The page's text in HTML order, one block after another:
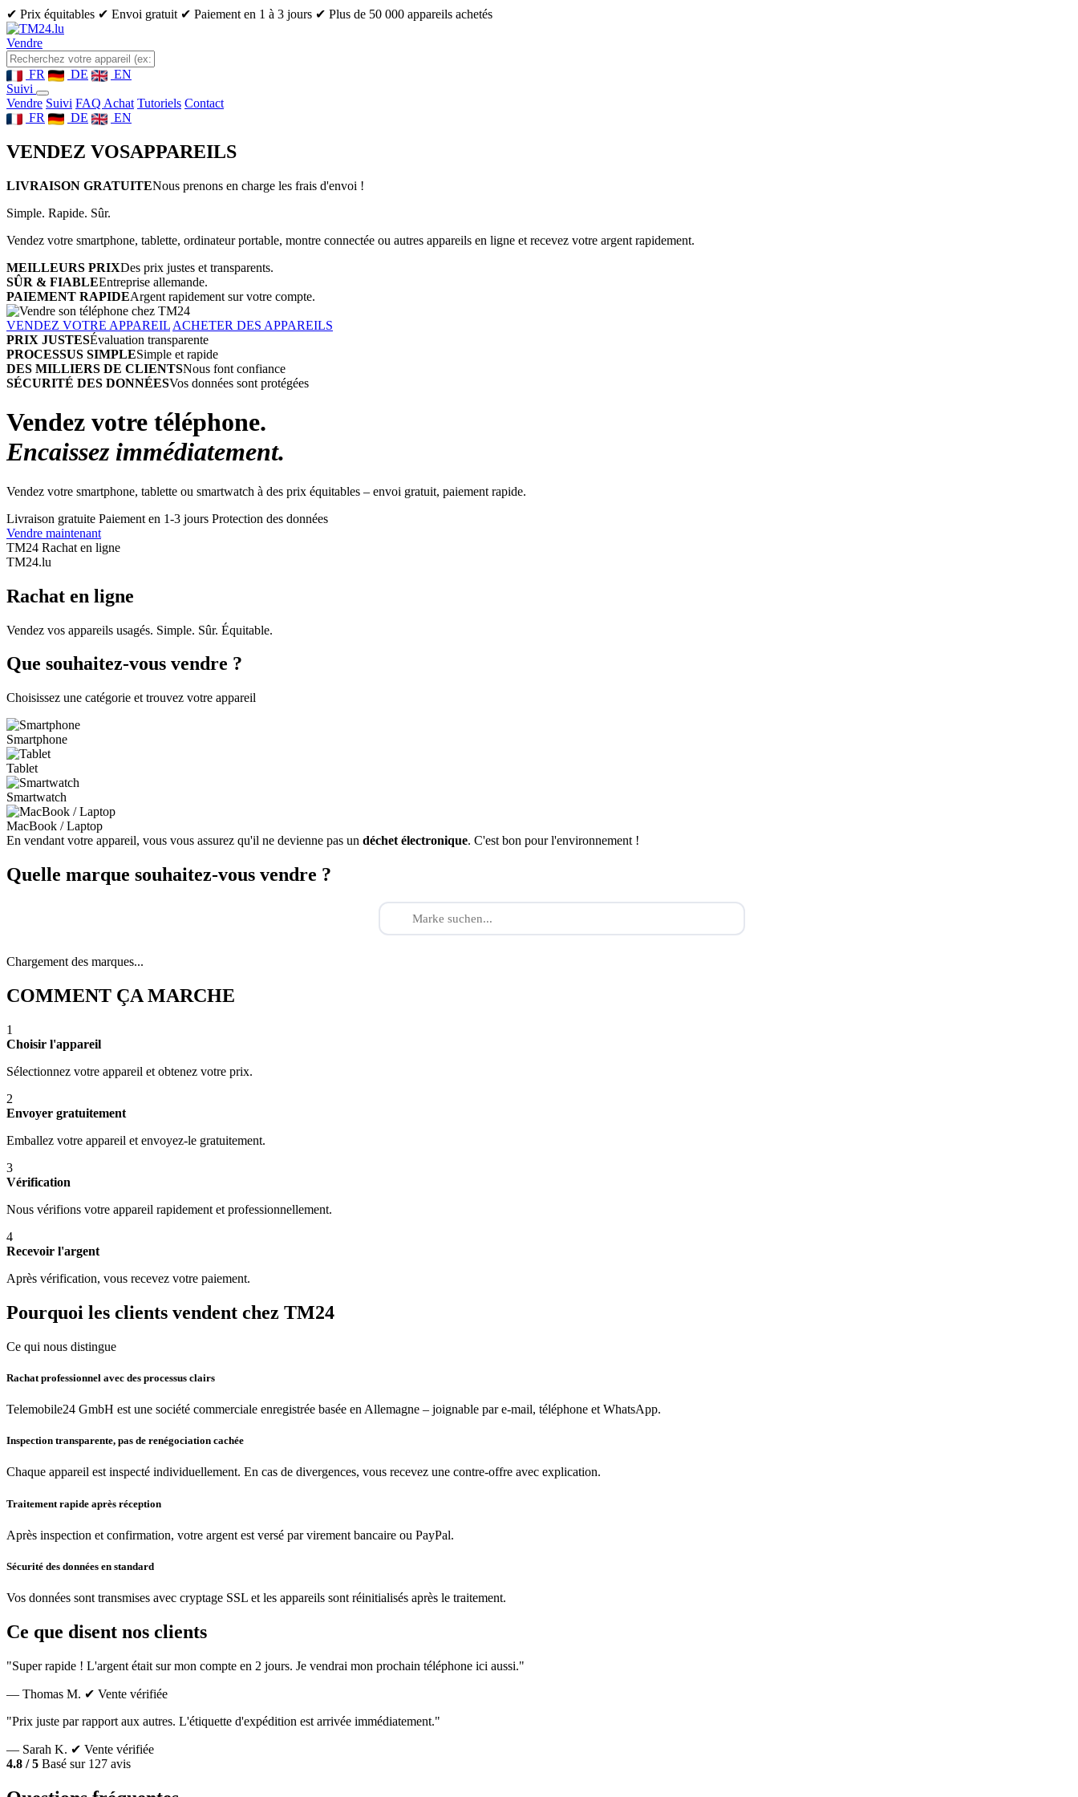
✔ Prix équitables ✔ Envoi gratuit ✔ Paiement en 1 à 3 jours ✔ Plus de 50 000 appareils achetés
Vendre
FR DE
EN
Suivi
Vendre Suivi FAQ Achat Tutoriels Contact
FR
DE EN
VENDEZ VOSAPPAREILS
LIVRAISON GRATUITENous prenons en charge les frais d'envoi !
Simple. Rapide. Sûr.
Vendez votre smartphone, tablette, ordinateur portable, montre connectée ou autres appareils en ligne et recevez votre argent rapidement.
MEILLEURS PRIXDes prix justes et transparents.
SÛR & FIABLEEntreprise allemande.
PAIEMENT RAPIDEArgent rapidement sur votre compte.
VENDEZ VOTRE APPAREIL ACHETER DES APPAREILS
PRIX JUSTESÉvaluation transparente
PROCESSUS SIMPLESimple et rapide
DES MILLIERS DE CLIENTSNous font confiance
SÉCURITÉ DES DONNÉESVos données sont protégées
Vendez votre téléphone.
Encaissez immédiatement.
Vendez votre smartphone, tablette ou smartwatch à des prix équitables – envoi gratuit, paiement rapide.
Livraison gratuite Paiement en 1-3 jours Protection des données
Vendre maintenant
TM24 Rachat en ligne
TM24.lu
Rachat en ligne
Vendez vos appareils usagés. Simple. Sûr. Équitable.
Que souhaitez-vous vendre ?
Choisissez une catégorie et trouvez votre appareil
Smartphone
Tablet
Smartwatch
MacBook / Laptop
En vendant votre appareil, vous vous assurez qu'il ne devienne pas un déchet électronique. C'est bon pour l'environnement !
Quelle marque souhaitez-vous vendre ?
Chargement des marques...
COMMENT ÇA MARCHE
1
Choisir l'appareil
Sélectionnez votre appareil et obtenez votre prix.
2
Envoyer gratuitement
Emballez votre appareil et envoyez-le gratuitement.
3
Vérification
Nous vérifions votre appareil rapidement et professionnellement.
4
Recevoir l'argent
Après vérification, vous recevez votre paiement.
Pourquoi les clients vendent chez TM24
Ce qui nous distingue
Rachat professionnel avec des processus clairs
Telemobile24 GmbH est une société commerciale enregistrée basée en Allemagne – joignable par e-mail, téléphone et WhatsApp.
Inspection transparente, pas de renégociation cachée
Chaque appareil est inspecté individuellement. En cas de divergences, vous recevez une contre-offre avec explication.
Traitement rapide après réception
Après inspection et confirmation, votre argent est versé par virement bancaire ou PayPal.
Sécurité des données en standard
Vos données sont transmises avec cryptage SSL et les appareils sont réinitialisés après le traitement.
Ce que disent nos clients
"Super rapide ! L'argent était sur mon compte en 2 jours. Je vendrai mon prochain téléphone ici aussi."
— Thomas M. ✔ Vente vérifiée
"Prix juste par rapport aux autres. L'étiquette d'expédition est arrivée immédiatement."
— Sarah K. ✔ Vente vérifiée
4.8 / 5 Basé sur 127 avis